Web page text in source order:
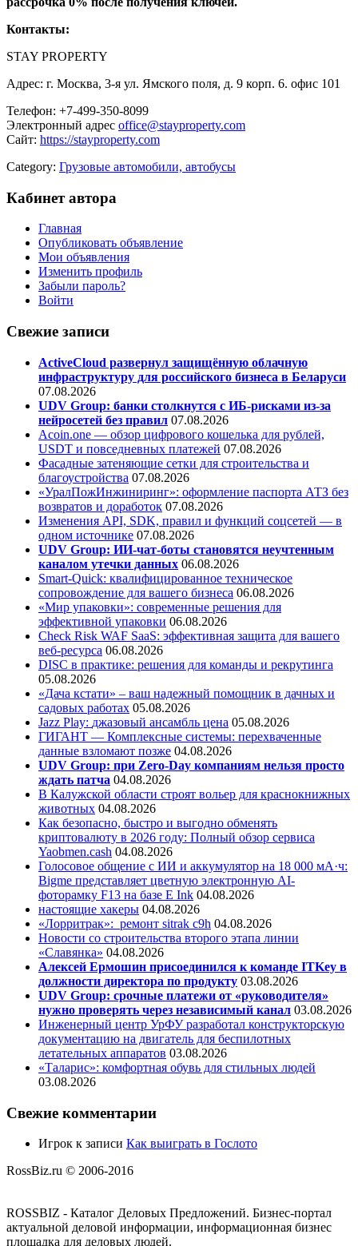
Контакты:
STAY PROPERTY
Адрес: г. Москва, 3-я ул. Ямского поля, д. 9 корп. 6. офис 101
Телефон: +7-499-350-8099
Электронный адрес office@stayproperty.com
Сайт: https://stayproperty.com
Category: Грузовые автомобили, автобусы
Кабинет автора
Главная
Опубликовать объявление
Мои объявления
Изменить профиль
Забыли пароль?
Войти
Свежие записи
ActiveCloud развернул защищённую облачную
инфраструктуру для российского бизнеса в Беларуси
07.08.2026
UDV Group: банки столкнутся с ИБ-рисками из-за
нейросетей без правил 07.08.2026
Acoin.one — обзор цифрового кошелька для рублей,
USDT и повседневных платежей 07.08.2026
Фасадные затеняющие сетки для строительства и
благоустройства 07.08.2026
«УралПожИнжиниринг»: оформление паспорта АТЗ без
возвратов и доработок 07.08.2026
Изменения API, SDK, правил и функций соцсетей — в
одном источнике 07.08.2026
UDV Group: ИИ-чат-боты становятся неучтенным
каналом утечки данных 06.08.2026
Smart-Quick: квалифицированное техническое
сопровождение для вашего бизнеса 06.08.2026
«Мир упаковки»: современные решения для
эффективной упаковки 06.08.2026
Check Risk WAF SaaS: эффективная защита для вашего
веб-ресурса 06.08.2026
DISC в практике: решения для команды и рекрутинга
05.08.2026
«Дача кстати» – ваш надежный помощник в дачных и
садовых работах 05.08.2026
Jazz Play: джазовый ансамбль цена 05.08.2026
ГИГАНТ — Комплексные системы: перехваченные
данные взломают позже 04.08.2026
UDV Group: при Zero-Day компаниям нельзя просто
ждать патча 04.08.2026
В Калужской области строят вольер для краснокнижных
животных 04.08.2026
Как безопасно, быстро и выгодно обменять
криптовалюту в 2026 году: Полный обзор сервиса
Yaobmen.cash 04.08.2026
Голосовое общение с ИИ и аккумулятор на 18 000 мА·ч:
Bigme представляет цветную электронную AI-
фоторамку F13 на базе E Ink 04.08.2026
настоящие хакеры 04.08.2026
«Лорритрак»: ремонт sitrak c9h 04.08.2026
Новости со строительства второго этапа линии
«Славянка» 04.08.2026
Алексей Ермошин присоединился к команде ITKey в
должности директора по продукту 03.08.2026
UDV Group: срочные платежи от «руководителя»
нужно проверять через независимый канал 03.08.2026
Инженерный центр УрФУ разработал конструкторскую
документацию на двигатель для беспилотных
летательных аппаратов 03.08.2026
«Таларис»: комфортная обувь для стильных людей
03.08.2026
Свежие комментарии
Игрок к записи Как выиграть в Гослото
RossBiz.ru © 2006-2016
ROSSBIZ - Каталог Деловых Предложений. Бизнес-портал
актуальной деловой информации, информационная бизнес
площадка для деловых людей.